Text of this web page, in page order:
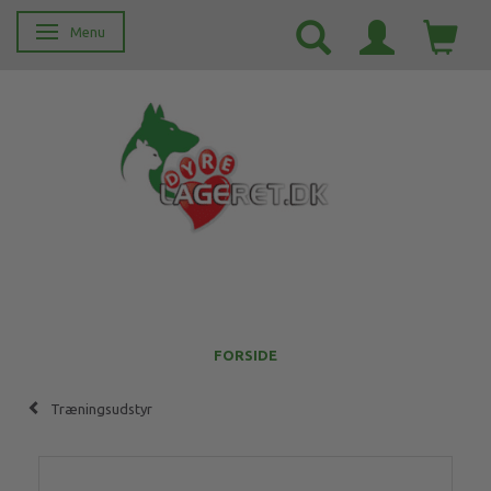
Skifte navigation
Menu
FORSIDE
Træningsudstyr